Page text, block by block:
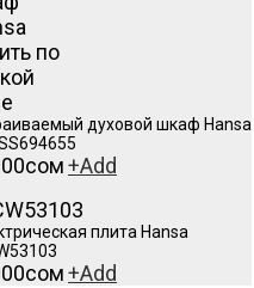
духовой шкаф Hansa
сом+Add
плита Hansa
сом+Add